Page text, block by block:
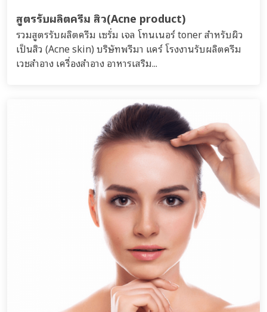
สูตรรับผลิตครีม สิว(Acne product)
รวมสูตรรับผลิตครีม เซรั่ม เจล โทนเนอร์ toner สำหรับผิว
เป็นสิว (Acne skin) บริษัทพรีมา แคร์ โรงงานรับผลิตครีม
เวชสำอาง เครื่องสำอาง อาหารเสริม...